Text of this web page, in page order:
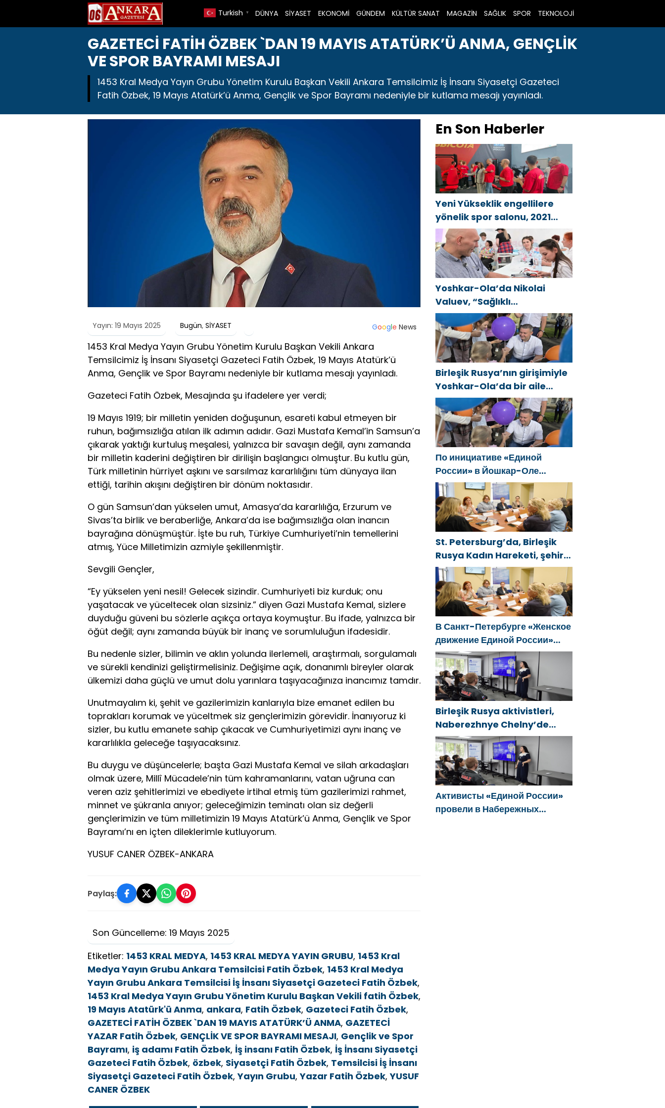
DÜNYA SİYASET EKONOMİ GÜNDEM KÜLTÜR SANAT MAGAZİN SAĞLIK SPOR TEKNOLOJİ
Turkish ▼
GAZETECİ FATİH ÖZBEK `DAN 19 MAYIS ATATÜRK’Ü ANMA, GENÇLİK
VE SPOR BAYRAMI MESAJI
1453 Kral Medya Yayın Grubu Yönetim Kurulu Başkan Vekili Ankara Temsilcimiz İş İnsanı Siyasetçi Gazeteci
Fatih Özbek, 19 Mayıs Atatürk’ü Anma, Gençlik ve Spor Bayramı nedeniyle bir kutlama mesajı yayınladı.
Yayın: 19 Mayıs 2025 Bugün, SİYASET Google News
1453 Kral Medya Yayın Grubu Yönetim Kurulu Başkan Vekili Ankara
Temsilcimiz İş İnsanı Siyasetçi Gazeteci Fatih Özbek, 19 Mayıs Atatürk’ü
Anma, Gençlik ve Spor Bayramı nedeniyle bir kutlama mesajı yayınladı.
Gazeteci Fatih Özbek, Mesajında şu ifadelere yer verdi;
19 Mayıs 1919; bir milletin yeniden doğuşunun, esareti kabul etmeyen bir
ruhun, bağımsızlığa atılan ilk adımın adıdır. Gazi Mustafa Kemal’in Samsun’a
çıkarak yaktığı kurtuluş meşalesi, yalnızca bir savaşın değil, aynı zamanda
bir milletin kaderini değiştiren bir dirilişin başlangıcı olmuştur. Bu kutlu gün,
Türk milletinin hürriyet aşkını ve sarsılmaz kararlılığını tüm dünyaya ilan
ettiği, tarihin akışını değiştiren bir dönüm noktasıdır.
O gün Samsun’dan yükselen umut, Amasya’da kararlılığa, Erzurum ve
Sivas’ta birlik ve beraberliğe, Ankara’da ise bağımsızlığa olan inancın
bayrağına dönüşmüştür. İşte bu ruh, Türkiye Cumhuriyeti’nin temellerini
atmış, Yüce Milletimizin azmiyle şekillenmiştir.
Sevgili Gençler,
“Ey yükselen yeni nesil! Gelecek sizindir. Cumhuriyeti biz kurduk; onu
yaşatacak ve yüceltecek olan sizsiniz.” diyen Gazi Mustafa Kemal, sizlere
duyduğu güveni bu sözlerle açıkça ortaya koymuştur. Bu ifade, yalnızca bir
öğüt değil; aynı zamanda büyük bir inanç ve sorumluluğun ifadesidir.
Bu nedenle sizler, bilimin ve aklın yolunda ilerlemeli, araştırmalı, sorgulamalı
ve sürekli kendinizi geliştirmelisiniz. Değişime açık, donanımlı bireyler olarak
ülkemizi daha güçlü ve umut dolu yarınlara taşıyacağınıza inancımız tamdır.
Unutmayalım ki, şehit ve gazilerimizin kanlarıyla bize emanet edilen bu
toprakları korumak ve yüceltmek siz gençlerimizin görevidir. İnanıyoruz ki
sizler, bu kutlu emanete sahip çıkacak ve Cumhuriyetimizi aynı inanç ve
kararlılıkla geleceğe taşıyacaksınız.
Bu duygu ve düşüncelerle; başta Gazi Mustafa Kemal ve silah arkadaşları
olmak üzere, Millî Mücadele’nin tüm kahramanlarını, vatan uğruna can
veren aziz şehitlerimizi ve ebediyete irtihal etmiş tüm gazilerimizi rahmet,
minnet ve şükranla anıyor; geleceğimizin teminatı olan siz değerli
gençlerimizin ve tüm milletimizin 19 Mayıs Atatürk’ü Anma, Gençlik ve Spor
Bayramı’nı en içten dileklerimle kutluyorum.
YUSUF CANER ÖZBEK-ANKARA
Paylaş:
Son Güncelleme: 19 Mayıs 2025
Etiketler: 1453 KRAL MEDYA, 1453 KRAL MEDYA YAYIN GRUBU, 1453 Kral
Medya Yayın Grubu Ankara Temsilcisi Fatih Özbek, 1453 Kral Medya
Yayın Grubu Ankara Temsilcisi İş İnsanı Siyasetçi Gazeteci Fatih Özbek,
1453 Kral Medya Yayın Grubu Yönetim Kurulu Başkan Vekili fatih Özbek,
19 Mayıs Atatürk'ü Anma, ankara, Fatih Özbek, Gazeteci Fatih Özbek,
GAZETECİ FATİH ÖZBEK `DAN 19 MAYIS ATATÜRK’Ü ANMA, GAZETECİ
YAZAR Fatih Özbek, GENÇLİK VE SPOR BAYRAMI MESAJI, Gençlik ve Spor
Bayramı, iş adamı Fatih Özbek, İş insanı Fatih Özbek, İş İnsanı Siyasetçi
Gazeteci Fatih Özbek, özbek, Siyasetçi Fatih Özbek, Temsilcisi İş İnsanı
Siyasetçi Gazeteci Fatih Özbek,Yayın Grubu,Yazar Fatih Özbek,YUSUF
CANER ÖZBEK
En Son Haberler
Yeni Yükseklik engellilere
yönelik spor salonu, 2021
Birleşik Rusya Halk Programı
kapsamında Saratov’da
açıldı
Yoshkar-Ola’da Nikolai
Valuev, “Sağlıklı
Cumhuriyet” projesiyle
tanıştı
Birleşik Rusya’nın girişimiyle
Yoshkar-Ola’da bir aile
festivali düzenlendi
По инициативе «Единой
России» в Йошкар-Оле
состоялся семейный
фестиваль
St. Petersburg’da, Birleşik
Rusya Kadın Hareketi, şehir
genelinde kadınlara yönelik
destek programlarının
geliştirilmesi için öneriler
hazırladı
В Санкт-Петербурге «Женское
движение Единой России»
сформировало предложения
по развитию городских
программ поддержки женщин
Birleşik Rusya aktivistleri,
Naberezhnye Chelny’de
genç KAMAZ uzmanları için
eğitim etkinlikleri düzenledi
Активисты «Единой России»
провели в Набережных